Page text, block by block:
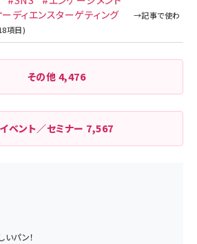
ディエンスターゲティング
その他 4,476
イベント／セミナー 7,567
パン！